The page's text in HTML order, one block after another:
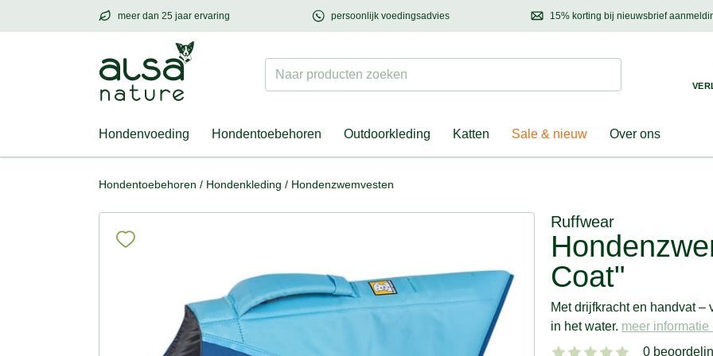
meer dan 25 jaar ervaring
meer dan25 jaar ervaring – met hart voor hond & eigenaar 15% korting bij nieuwsbrief
Ontdek nieuwtjes,
persoonlijk voedingsadvies
Mailons met uw vragen, onze voedingsdeskundige adviseert u graag!
Naar producten zoeken Suchen
Hondenvoeding Hondentoebehoren Outdoorkleding Katten Sale & nieuw Over ons
Hondentoebehoren / Hondenkleding / Hondenzwemvesten
Ruffwear
Coat"
Met drijfkracht en handvat
in het water. meer informatie
0